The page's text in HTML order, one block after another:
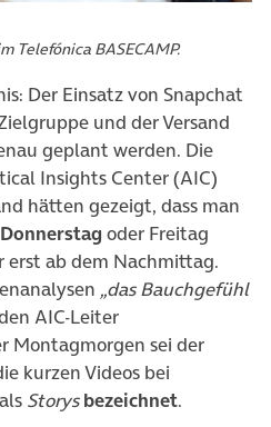
Telefónica BASECAMP.
Der Einsatz von Snapchat
und der Versand
geplant werden. Die
Insights Center (AIC)
hätten gezeigt, dass man
oder Freitag
ab dem Nachmittag.
„das Bauchgefühl
AIC-Leiter
in neuem Tab)
Montagmorgen sei der
kurzen Videos bei
Storys bezeichnet.